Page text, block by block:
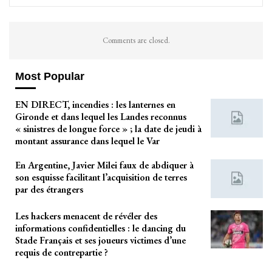
Comments are closed.
Most Popular
EN DIRECT, incendies : les lanternes en
Gironde et dans lequel les Landes reconnus
« sinistres de longue force » ; la date de jeudi à
montant assurance dans lequel le Var
En Argentine, Javier Milei faux de abdiquer à
son esquisse facilitant l’acquisition de terres
par des étrangers
Les hackers menacent de révéler des
informations confidentielles : le dancing du
Stade Français et ses joueurs victimes d’une
requis de contrepartie ?